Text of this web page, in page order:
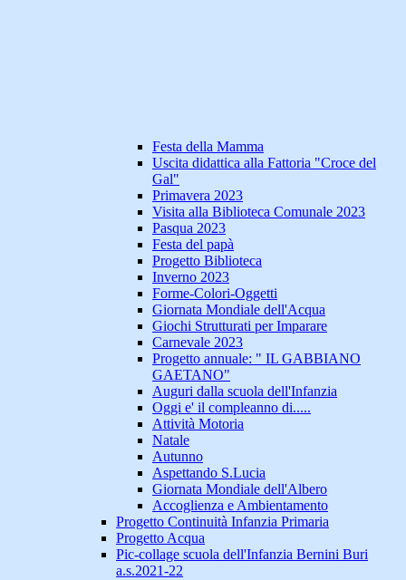
Festa della Mamma
Uscita didattica alla Fattoria "Croce del
Gal"
Primavera 2023
Visita alla Biblioteca Comunale 2023
Pasqua 2023
Festa del papà
Progetto Biblioteca
Inverno 2023
Forme-Colori-Oggetti
Giornata Mondiale dell'Acqua
Giochi Strutturati per Imparare
Carnevale 2023
Progetto annuale: " IL GABBIANO
GAETANO"
Auguri dalla scuola dell'Infanzia
Oggi e' il compleanno di.....
Attività Motoria
Natale
Autunno
Aspettando S.Lucia
Giornata Mondiale dell'Albero
Accoglienza e Ambientamento
Progetto Continuità Infanzia Primaria
Progetto Acqua
Pic-collage scuola dell'Infanzia Bernini Buri
a.s.2021-22